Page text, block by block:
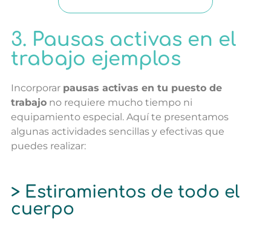
3. Pausas activas en el
trabajo ejemplos
Incorporar pausas activas en tu puesto de
trabajo no requiere mucho tiempo ni
equipamiento especial. Aquí te presentamos
algunas actividades sencillas y efectivas que
puedes realizar:
> Estiramientos de todo el
cuerpo